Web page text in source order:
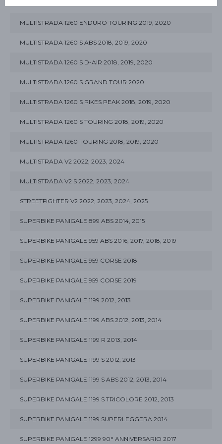
MULTISTRADA 1260 ENDURO TOURING 2019, 2020
MULTISTRADA 1260 S ABS 2018, 2019, 2020
MULTISTRADA 1260 S D-AIR 2018, 2019, 2020
MULTISTRADA 1260 S GRAND TOUR 2020
MULTISTRADA 1260 S PIKES PEAK 2018, 2019, 2020
MULTISTRADA 1260 S TOURING 2018, 2019, 2020
MULTISTRADA 1260 TOURING 2018, 2019, 2020
MULTISTRADA V2 2022, 2023, 2024
MULTISTRADA V2 S 2022, 2023, 2024
STREETFIGHTER V2 2022, 2023, 2024, 2025
SUPERBIKE PANIGALE 899 ABS 2014, 2015
SUPERBIKE PANIGALE 959 ABS 2016, 2017, 2018, 2019
SUPERBIKE PANIGALE 959 CORSE 2018
SUPERBIKE PANIGALE 959 CORSE 2019
SUPERBIKE PANIGALE 1199 2012, 2013
SUPERBIKE PANIGALE 1199 ABS 2012, 2013, 2014
SUPERBIKE PANIGALE 1199 R 2013, 2014
SUPERBIKE PANIGALE 1199 S 2012, 2013
SUPERBIKE PANIGALE 1199 S ABS 2012, 2013, 2014
SUPERBIKE PANIGALE 1199 S TRICOLORE 2012, 2013
SUPERBIKE PANIGALE 1199 SUPERLEGGERA 2014
SUPERBIKE PANIGALE 1299 90° ANNIVERSARIO 2017